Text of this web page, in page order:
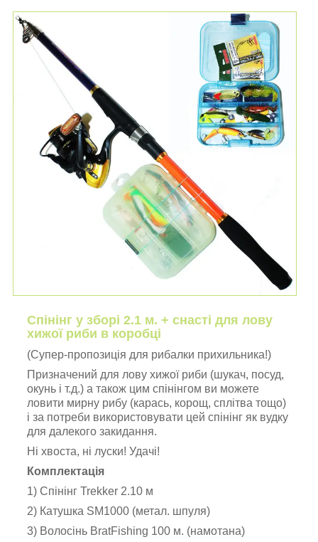
Спінінг у зборі 2.1 м. + снасті для лову
хижої риби в коробці
(Супер-пропозиція для рибалки прихильника!)
Призначений для лову хижої риби (шукач, посуд,
окунь і т.д.) а також цим спінінгом ви можете
ловити мирну рибу (карась, корощ, сплітва тощо)
і за потреби використовувати цей спінінг як вудку
для далекого закидання.
Ні хвоста, ні луски! Удачі!
Комплектація
1) Спінінг Trekker 2.10 м
2) Катушка SM1000 (метал. шпуля)
3) Волосінь BratFishing 100 м. (намотана)